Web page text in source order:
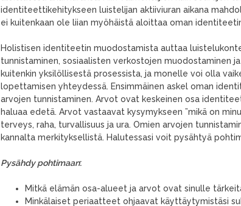
identiteettikehitykseen luistelijan aktiiviuran aikana
ei kuitenkaan ole liian myöhäistä aloittaa oman
Holistisen identiteetin muodostamista auttaa
tunnistaminen, sosiaalisten verkostojen muodostaminen
kuitenkin yksilöllisestä prosessista, ja monelle voi olla
lopettamisen yhteydessä. Ensimmäinen askel oman
arvojen tunnistaminen. Arvot ovat keskeinen osa
haluaa edetä. Arvot vastaavat kysymykseen ”mikä on
terveys, raha, turvallisuus ja ura. Omien arvojen
kannalta merkityksellistä. Halutessasi voit pysähtyä
Pysähdy pohtimaan:
Mitkä elämän osa-alueet ja arvot ovat sinulle
Minkälaiset periaatteet ohjaavat käyttäytymistäsi